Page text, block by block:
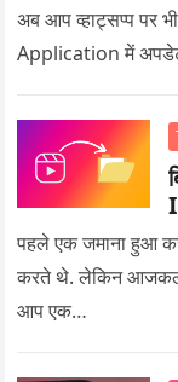
अब आप व्हाट्सप्प पर
Application में
पहले एक जमाना हुआ
करते थे. लेकिन
आप एक…